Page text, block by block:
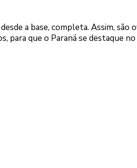
a base, completa. Assim, são
para que o Paraná se destaque